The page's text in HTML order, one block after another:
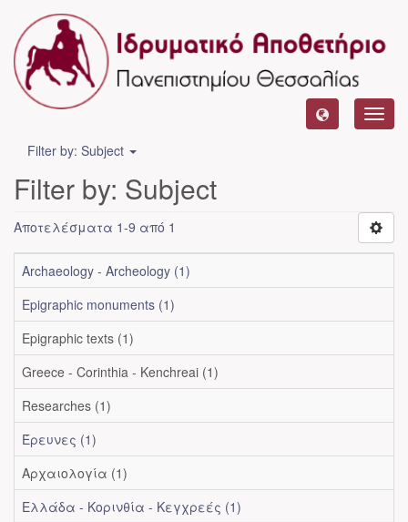
Filter by: Subject
Filter by: Subject
Αποτελέσματα 1-9 από 1
Archaeology - Archeology (1)
Epigraphic monuments (1)
Epigraphic texts (1)
Greece - Corinthia - Kenchreai (1)
Researches (1)
Έρευνες (1)
Αρχαιολογία (1)
Ελλάδα - Κορινθία - Κεγχρεές (1)